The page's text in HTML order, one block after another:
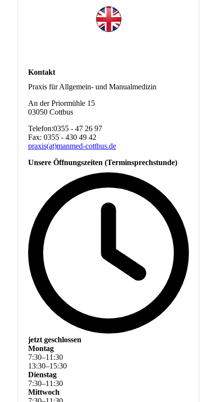
Kontakt
Praxis für Allgemein- und Manualmedizin
An der Priormühle 15
03050 Cottbus
Telefon:0355 - 47 26 97
Fax: 0355 - 430 49 42
praxis(at)manmed-cottbus.de
Unsere Öffnungszeiten (Terminsprechstunde)
jetzt geschlossen
Montag
7:30–11 :30
13:30–15:30
Dienstag
7:30–11 :30
Mittwoch